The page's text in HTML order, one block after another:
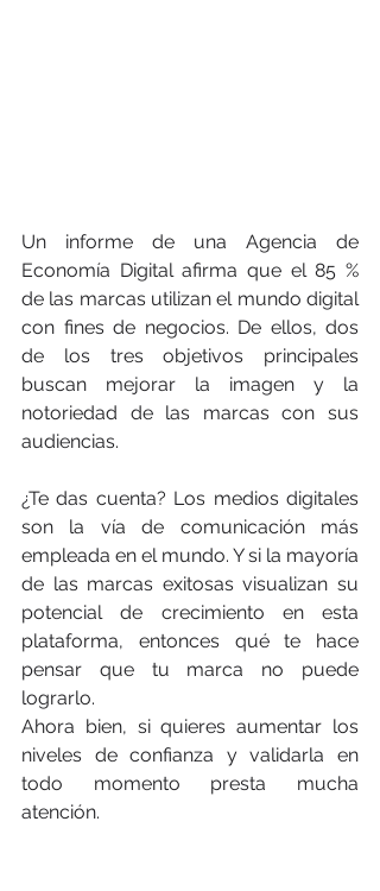
Un informe de una Agencia de
Economía Digital afirma que el 85 %
de las marcas utilizan el mundo digital
con fines de negocios. De ellos, dos
de los tres objetivos principales
buscan mejorar la imagen y la
notoriedad de las marcas con sus
audiencias.
¿Te das cuenta? Los medios digitales
son la vía de comunicación más
empleada en el mundo. Y si la mayoría
de las marcas exitosas visualizan su
potencial de crecimiento en esta
plataforma, entonces qué te hace
pensar que tu marca no puede
lograrlo.
Ahora bien, si quieres aumentar los
niveles de confianza y validarla en
todo momento presta mucha
atención.